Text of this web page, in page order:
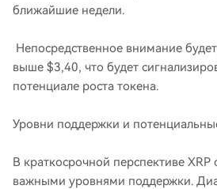
ближайшие недели.
Непосредственное внимание
выше $3,40, что будет
потенциале роста токена.
Уровни поддержки и
В краткосрочной перспективе XRP
важными уровнями поддержки.